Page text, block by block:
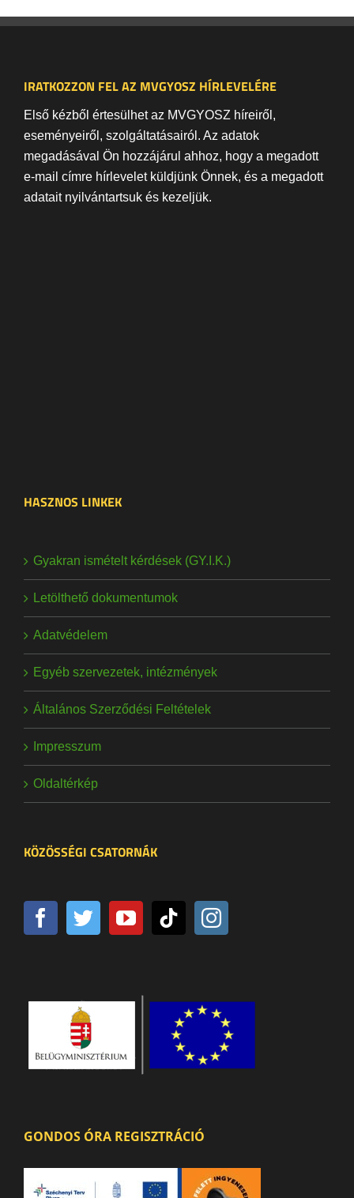
IRATKOZZON FEL AZ MVGYOSZ HÍRLEVELÉRE
Első kézből értesülhet az MVGYOSZ híreiről,
eseményeiről, szolgáltatásairól. Az adatok
megadásával Ön hozzájárul ahhoz, hogy a megadott
e-mail címre hírlevelet küldjünk Önnek, és a megadott
adatait nyilvántartsuk és kezeljük.
HASZNOS LINKEK
Gyakran ismételt kérdések (GY.I.K.)
Letölthető dokumentumok
Adatvédelem
Egyéb szervezetek, intézmények
Általános Szerződési Feltételek
Impresszum
Oldaltérkép
KÖZÖSSÉGI CSATORNÁK
GONDOS ÓRA REGISZTRÁCIÓ